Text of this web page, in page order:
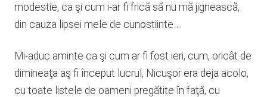
modestie, ca şi cum i-ar fi frică să nu mă jignească,
din cauza lipsei mele de cunostiinte…
Mi-aduc aminte ca şi cum ar fi fost ieri, cum, oricât de
dimineaţa aş fi început lucrul, Nicuşor era deja acolo,
cu toate listele de oameni pregătite în faţă, cu